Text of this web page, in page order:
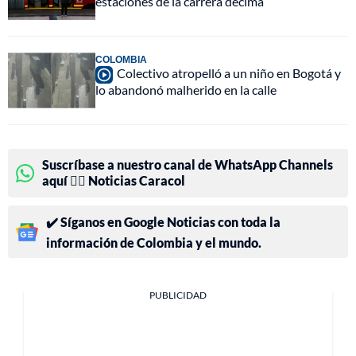
COLOMBIA
Colectivo atropelló a un niño en Bogotá y
lo abandonó malherido en la calle
Suscríbase a nuestro canal de WhatsApp Channels
aquí 👉🏻 Noticias Caracol
✔️ Síganos en Google Noticias con toda la
información de Colombia y el mundo.
PUBLICIDAD